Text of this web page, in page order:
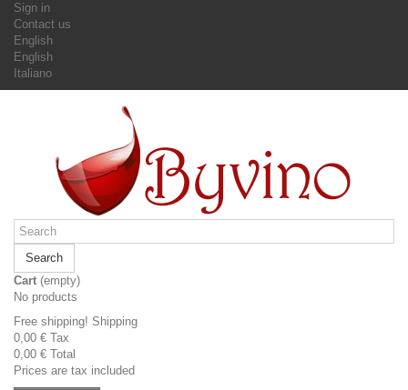
Sign in
Contact us
English
English
Italiano
Search
Cart (empty)
No products
Free shipping! Shipping
0,00 € Tax
0,00 € Total
Prices are tax included